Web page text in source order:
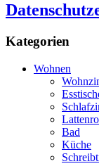
Kategorien
Wohnen
Bad
Küche